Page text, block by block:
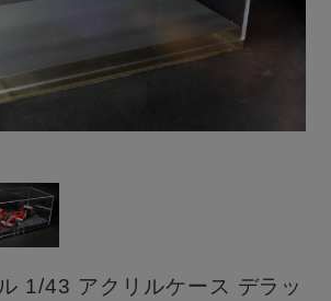
1/43 アクリルケース デラッ